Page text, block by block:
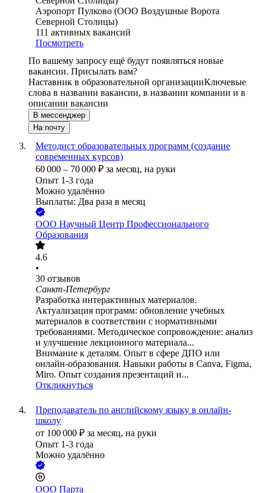
Аэропорт Пулково (ООО Воздушные Ворота
Северной Столицы)
111 активных вакансий
Посмотреть
По вашему запросу ещё будут появляться новые
вакансии. Присылать вам?
Наставник в образовательной организацииКлючевые
слова в названии вакансии, в названии компании и в
описании вакансии
В мессенджер
На почту
Методист образовательных программ (создание
современных курсов)
60 000 – 70 000 ₽ за месяц, на руки
Опыт 1-3 года
Можно удалённо
Выплаты: Два раза в месяц
ООО Научный Центр Профессионального
Образования
4.6
•
30 отзывов
Санкт-Петербург
Разработка интерактивных материалов.
Актуализация программ: обновление учебных
материалов в соответствии с нормативными
требованиями. Методическое сопровождение: анализ
и улучшение лекционного материала...
Внимание к деталям. Опыт в сфере ДПО или
онлайн-образования. Навыки работы в Canva, Figma,
Miro. Опыт создания презентаций и...
Откликнуться
Преподаватель по английскому языку в онлайн-
школу
от 100 000 ₽ за месяц, на руки
Опыт 1-3 года
Можно удалённо
ООО Парта